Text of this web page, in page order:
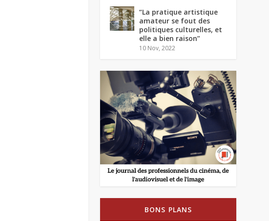
“La pratique artistique
amateur se fout des
politiques culturelles, et
elle a bien raison”
10 Nov, 2022
BONS PLANS